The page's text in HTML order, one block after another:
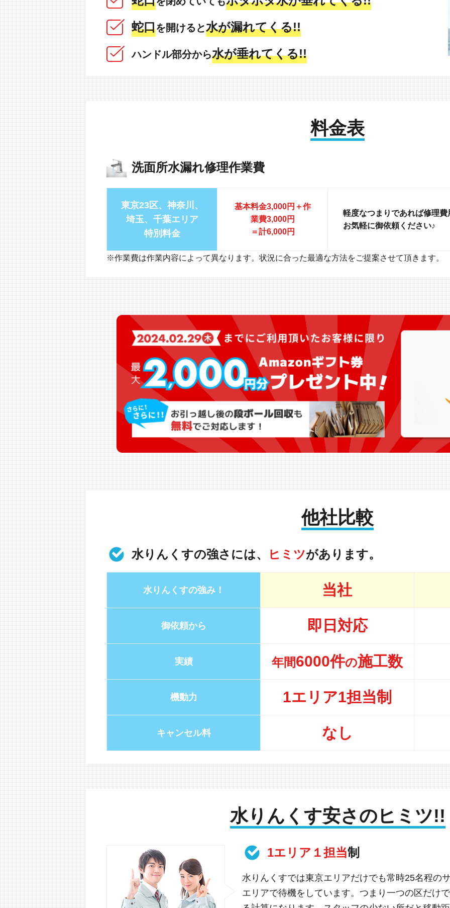
蛇口を開けると水が漏れてくる!!
ハンドル部分から水が垂れてくる!!
料金表
洗面所水漏れ修理作業費
東京23区、神奈川、
埼玉、千葉エリア
特別料金
基本料金3,000円＋作
業費3,000円
＝計6,000円
軽度なつまりであれば修理
お気軽に御依頼ください♪
※作業費は作業内容によって異なります。状況に合った最適な方法をご提案させて頂きます。
他社比較
水りんくすの強さには、 ヒミツがあります。
水りんくすの強み！ 当社
御依頼から 即日対応
実績 年間6000件の施工数
機動力 1エリア1担当制
キャンセル料 なし
水りんくす安さのヒミツ!!
1エリア１担当制
水りんくすでは東京エリアだけでも常時25名程の
エリアで待機をしています。つまり一つの区だけ